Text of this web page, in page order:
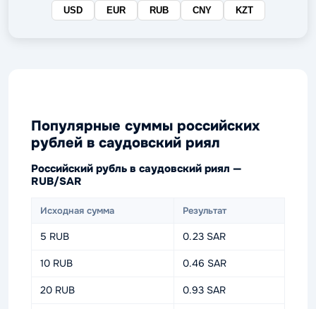
USD EUR RUB CNY KZT
Популярные суммы российских
рублей в саудовский риял
Российский рубль в саудовский риял —
RUB/SAR
Исходная сумма Результат
5 RUB 0.23 SAR
10 RUB 0.46 SAR
20 RUB 0.93 SAR